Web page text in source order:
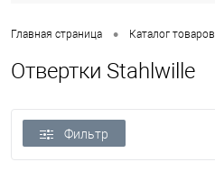
Главная страница • Каталог товаров
Отвертки Stahlwille
Фильтр